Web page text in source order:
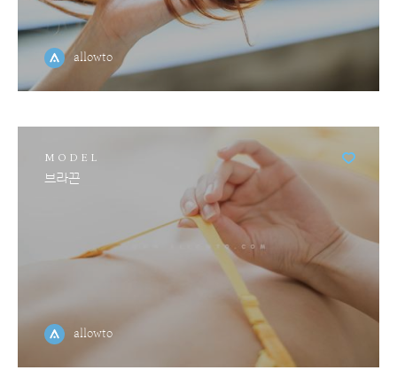
allowto
MODEL
브라끈
allowto